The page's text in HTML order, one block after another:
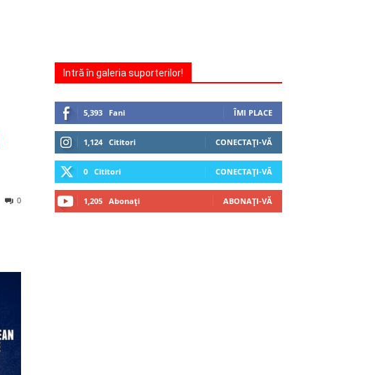
0
Intră în galeria suporterilor!
5,393 Fani ÎMI PLACE
1,124 Cititori CONECTAȚI-VĂ
0 Cititori CONECTAȚI-VĂ
1,205 Abonați ABONAȚI-VĂ